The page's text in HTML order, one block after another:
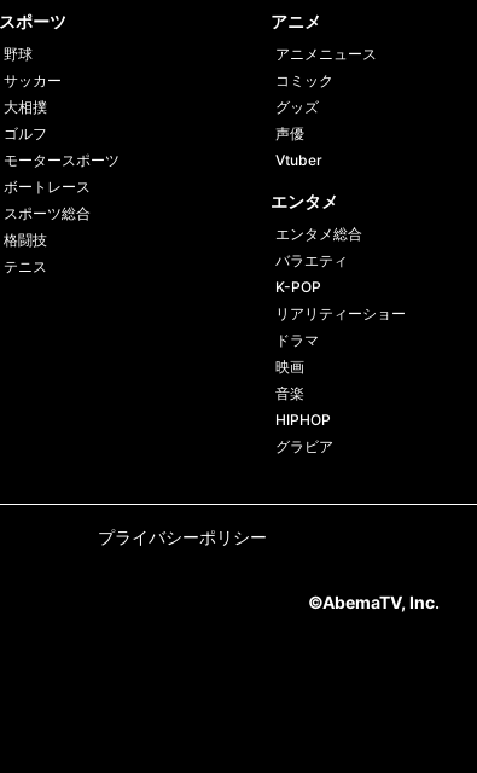
スポーツ
野球
サッカー
大相撲
ゴルフ
モータースポーツ
ボートレース
スポーツ総合
格闘技
テニス
アニメ
アニメニュース
コミック
グッズ
声優
Vtuber
エンタメ
エンタメ総合
バラエティ
K-POP
リアリティーショー
ドラマ
映画
音楽
HIPHOP
グラビア
プライバシーポリシー
©AbemaTV, Inc.